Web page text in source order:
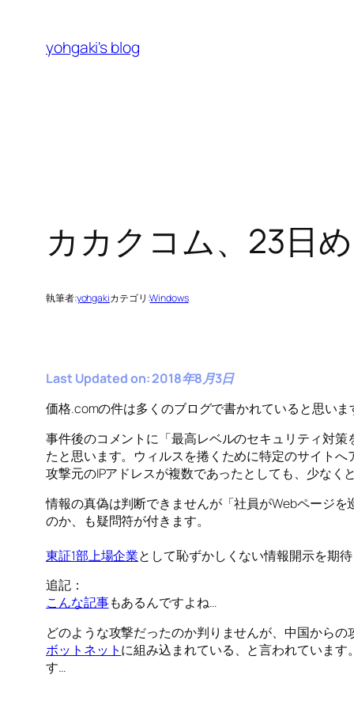
yohgaki's blog
カカクコム、23日
執筆者:yohgakiカテゴリ:Windows
Last Updated on: 2018年8月3日
価格.comの件は多くのブログで書かれていると思い
事件後のコメントに「最高レベルのセキュリティ対
たと思います。ウィルスを捲くために特定のサイトへ
攻撃元のIPアドレスが複数であったとしても、少な
情報の真偽は判断できませんが「社員がWebページ
のか、も疑問符が付きます。
東証1部上場企業として恥ずかしくない情報開示を期
追記：
こんな記事もあるんですよね…
どのような攻撃だったのか判りませんが、中国から
ボットネットに組み込まれている、と言われていま
す…